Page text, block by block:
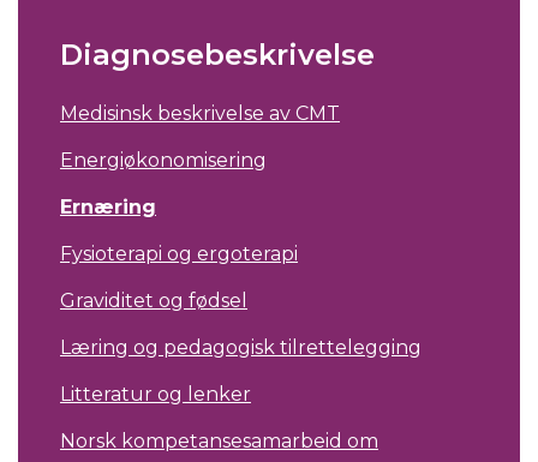
Diagnosebeskrivelse
Medisinsk beskrivelse av CMT
Energiøkonomisering
Ernæring
Fysioterapi og ergoterapi
Graviditet og fødsel
Læring og pedagogisk tilrettelegging
Litteratur og lenker
Norsk kompetansesamarbeid om